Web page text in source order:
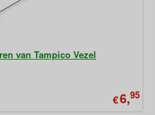
van Tampico Vezel
€6,95